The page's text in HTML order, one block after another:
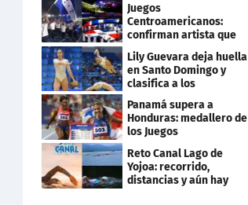
Juegos
Centroamericanos:
confirman artista que
cantará en la ceremonia
de clausura
Lily Guevara deja huella
en Santo Domingo y
clasifica a los
Panamericanos de Lima
2027
Panamá supera a
Honduras: medallero de
los Juegos
Centroamericanos
Reto Canal Lago de
Yojoa: recorrido,
distancias y aún hay